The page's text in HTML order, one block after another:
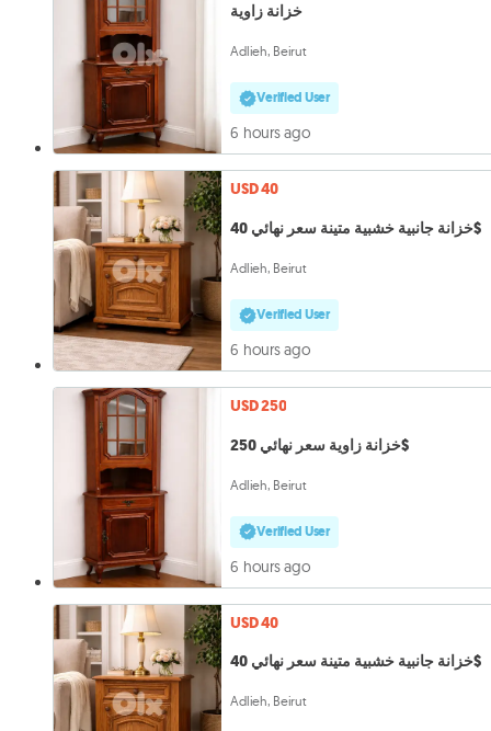
خزانة زاوية
Adlieh, Beirut
Verified User
6 hours ago
USD 40
خزانة جانبية خشبية متينة سعر نهائي 40$
Adlieh, Beirut
Verified User
6 hours ago
USD 250
خزانة زاوية سعر نهائي 250$
Adlieh, Beirut
Verified User
6 hours ago
USD 40
خزانة جانبية خشبية متينة سعر نهائي 40$
Adlieh, Beirut